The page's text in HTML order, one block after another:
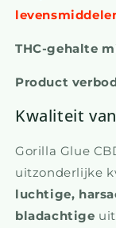
THC-gehalte
Product
Kwaliteit
Gorilla Glue
uitzonderlijke
luchtige,
bladachtige